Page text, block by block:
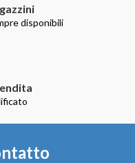
disponibili